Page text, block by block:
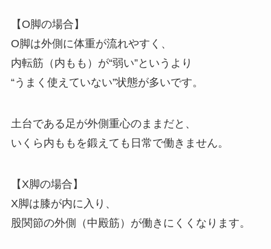
【O脚の場合】
O脚は外側に体重が流れやすく、
内転筋（内もも）が“弱い”というより
“うまく使えていない”状態が多いです。
土台である足が外側重心のままだと、
いくら内ももを鍛えても日常で働きません。
【X脚の場合】
X脚は膝が内に入り、
股関節の外側（中殿筋）が働きにくくなります。